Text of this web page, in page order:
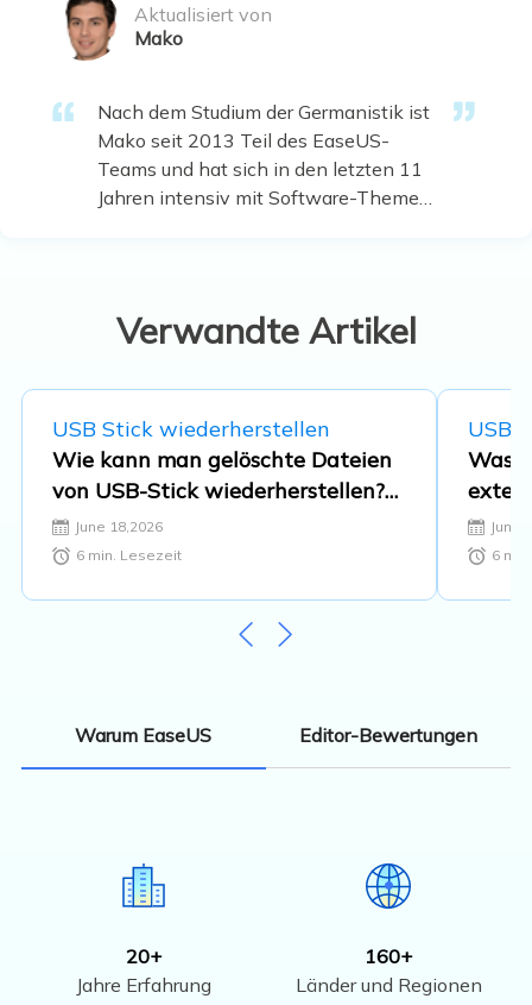
Aktualisiert von
Mako
Nach dem Studium der Germanistik ist
Mako seit 2013 Teil des EaseUS-
Teams und hat sich in den letzten 11
Jahren intensiv mit Software-Themen
Multimedia-Software. …
Verwandte Artikel
USB Stick wiederherstellen
Wie kann man gelöschte Dateien
von USB-Stick wiederherstellen?
[Kostenlos]
June 18,2026
6min. Lesezeit
USB
Was
June
6
Warum EaseUS Editor-Bewertungen
20+
Jahre Erfahrung
160+
Länder und Regionen